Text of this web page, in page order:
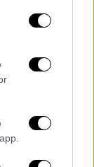
το
για την
στη
της
και του
που
της